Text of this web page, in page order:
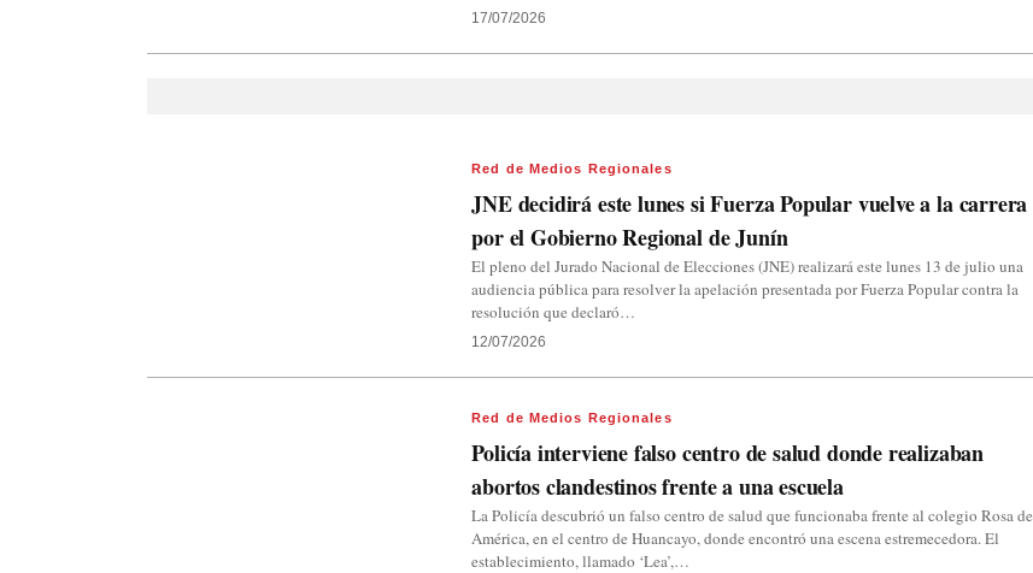
17/07/2026
Red de Medios Regionales
JNE decidirá este lunes si Fuerza Popular vuelve a la carrera
por el Gobierno Regional de Junín
El pleno del Jurado Nacional de Elecciones (JNE) realizará este lunes 13 de julio una
audiencia pública para resolver la apelación presentada por Fuerza Popular contra la
resolución que declaró…
12/07/2026
Red de Medios Regionales
Policía interviene falso centro de salud donde realizaban
abortos clandestinos frente a una escuela
La Policía descubrió un falso centro de salud que funcionaba frente al colegio Rosa de
América, en el centro de Huancayo, donde encontró una escena estremecedora. El
establecimiento, llamado ‘Lea’,…